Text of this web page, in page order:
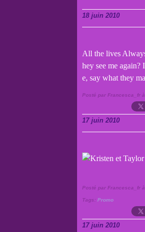
18 juin 2010
All the lives
hey see me
e, say what they
Posté par Francesca_fr
17 juin 2010
Posté par Francesca_fr
Tags: Promo
17 juin 2010